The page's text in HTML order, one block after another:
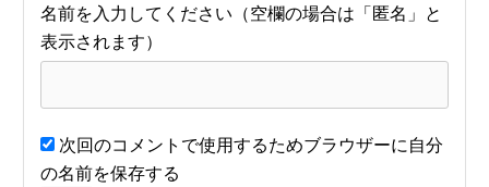
名前
次回のコメントで使用するためブラウザーに自分
の名前を保存する